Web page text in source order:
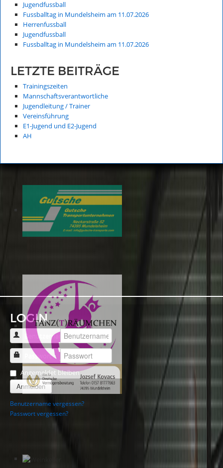
Jugendfussball
Fussballtag in Mundelsheim am 11.07.2026
Herrenfussball
Jugendfussball
Fussballtag in Mundelsheim am 11.07.2026
LETZTE BEITRÄGE
Trainingszeiten
Mannschaftsverantwortliche
Jugendleitung / Trainer
Vereinsführung
E1-Jugend und E2-Jugend
AH
LOGIN
Benutzername
Passwort
Angemeldet bleiben
Anmelden
Benutzername vergessen?
Passwort vergessen?